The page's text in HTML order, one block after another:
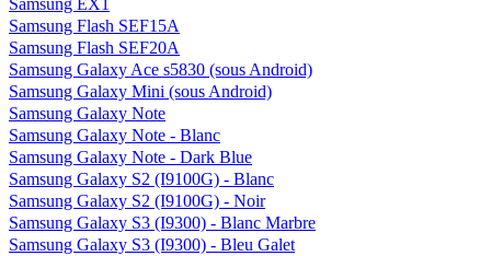
Samsung EX1
Samsung Flash SEF15A
Samsung Flash SEF20A
Samsung Galaxy Ace s5830 (sous Android)
Samsung Galaxy Mini (sous Android)
Samsung Galaxy Note
Samsung Galaxy Note - Blanc
Samsung Galaxy Note - Dark Blue
Samsung Galaxy S2 (I9100G) - Blanc
Samsung Galaxy S2 (I9100G) - Noir
Samsung Galaxy S3 (I9300) - Blanc Marbre
Samsung Galaxy S3 (I9300) - Bleu Galet